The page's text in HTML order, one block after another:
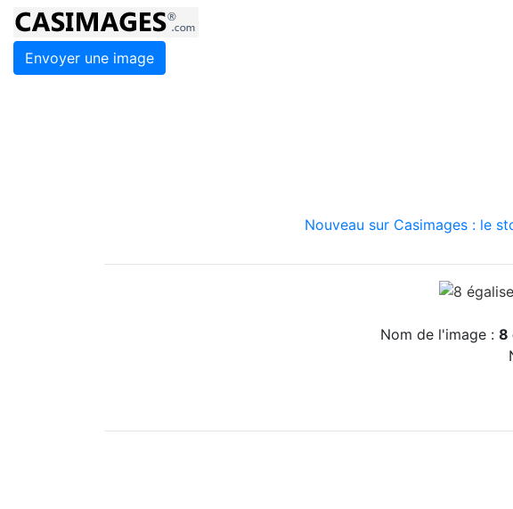
Envoyer une image
Nouveau sur Casimages : le
Nom de l'image : 8